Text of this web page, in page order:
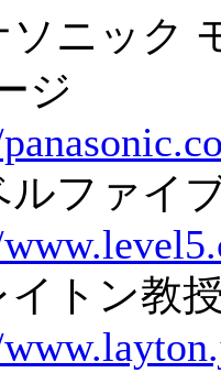
ソニック
ジ
ルファイ
トン教